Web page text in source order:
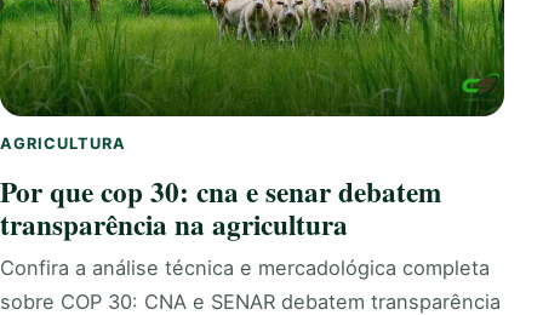
AGRICULTURA
Por que cop 30: cna e senar debatem
transparência na agricultura
Confira a análise técnica e mercadológica completa
sobre COP 30: CNA e SENAR debatem transparência